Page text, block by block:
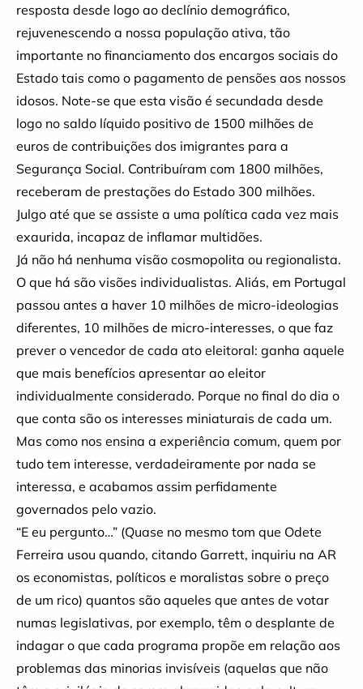
resposta desde logo ao declínio demográfico,
rejuvenescendo a nossa população ativa, tão
importante no financiamento dos encargos sociais do
Estado tais como o pagamento de pensões aos nossos
idosos. Note-se que esta visão é secundada desde
logo no saldo líquido positivo de 1500 milhões de
euros de contribuições dos imigrantes para a
Segurança Social. Contribuíram com 1800 milhões,
receberam de prestações do Estado 300 milhões.
Julgo até que se assiste a uma política cada vez mais
exaurida, incapaz de inflamar multidões.
Já não há nenhuma visão cosmopolita ou regionalista.
O que há são visões individualistas. Aliás, em Portugal
passou antes a haver 10 milhões de micro-ideologias
diferentes, 10 milhões de micro-interesses, o que faz
prever o vencedor de cada ato eleitoral: ganha aquele
que mais benefícios apresentar ao eleitor
individualmente considerado. Porque no final do dia o
que conta são os interesses miniaturais de cada um.
Mas como nos ensina a experiência comum, quem por
tudo tem interesse, verdadeiramente por nada se
interessa, e acabamos assim perfidamente
governados pelo vazio.
“E eu pergunto…” (Quase no mesmo tom que Odete
Ferreira usou quando, citando Garrett, inquiriu na AR
os economistas, políticos e moralistas sobre o preço
de um rico) quantos são aqueles que antes de votar
numas legislativas, por exemplo, têm o desplante de
indagar o que cada programa propõe em relação aos
problemas das minorias invisíveis (aquelas que não